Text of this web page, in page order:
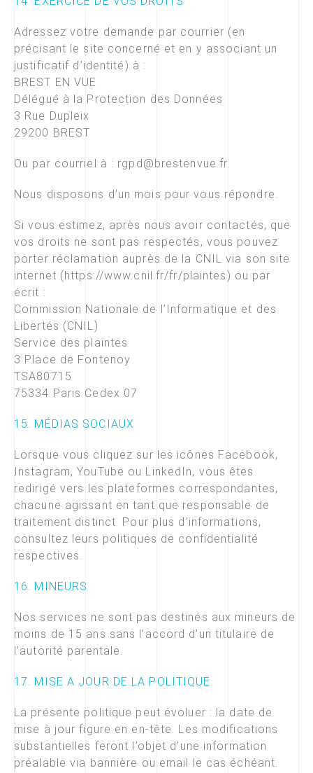
Adressez votre demande par courrier (en
précisant le site concerné et en y associant un
justificatif d’identité) à :
BREST EN VUE
Délégué à la Protection des Données
3 Rue Dupleix
29200 BREST
Ou par courriel à : rgpd@brestenvue.fr.
Nous disposons d’un mois pour vous répondre.
Si vous estimez, après nous avoir contactés, que
vos droits ne sont pas respectés, vous pouvez
porter réclamation auprès de la CNIL via son site
internet (https://www.cnil.fr/fr/plaintes) ou par
écrit :
Commission Nationale de l’Informatique et des
Libertés (CNIL)
Service des plaintes
3 Place de Fontenoy
TSA80715
75334 Paris Cedex 07
15. MÉDIAS SOCIAUX
Lorsque vous cliquez sur les icônes Facebook,
Instagram, YouTube ou LinkedIn, vous êtes
redirigé vers les plateformes correspondantes,
chacune agissant en tant que responsable de
traitement distinct. Pour plus d’informations,
consultez leurs politiques de confidentialité
respectives.
16. MINEURS
Nos services ne sont pas destinés aux mineurs de
moins de 15 ans sans l’accord d’un titulaire de
l’autorité parentale.
17. MISE A JOUR DE LA POLITIQUE
La présente politique peut évoluer : la date de
mise à jour figure en en-tête. Les modifications
substantielles feront l’objet d’une information
préalable via bannière ou email le cas échéant.